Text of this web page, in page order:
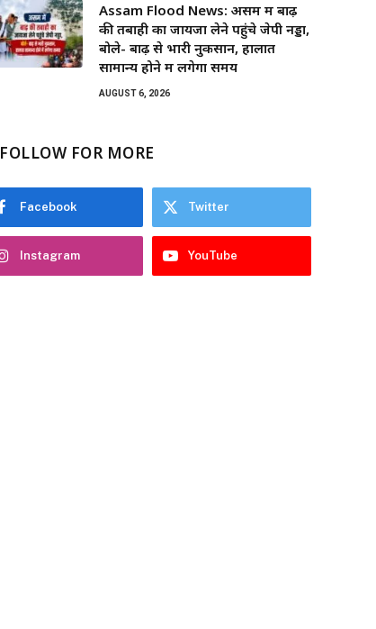
Assam Flood News: असम में बाढ़
की तबाही का जायजा लेने पहुंचे जेपी नड्डा,
बोले- बाढ़ से भारी नुकसान, हालात
सामान्य होने में लगेगा समय
AUGUST 6, 2026
FOLLOW FOR MORE
Facebook Twitter
Instagram YouTube